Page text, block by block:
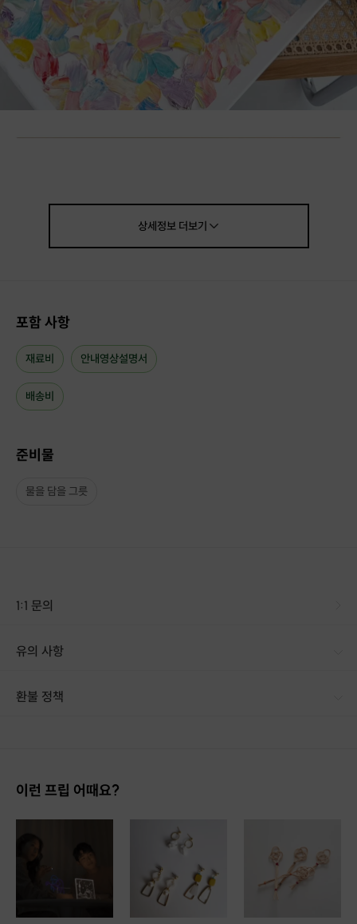
상세정보더보기
포함 사항
재료비 안내영상설명서
배송비
준비물
물을 담을 그릇
1:1 문의
유의 사항
환불 정책
이런 프립 어때요?